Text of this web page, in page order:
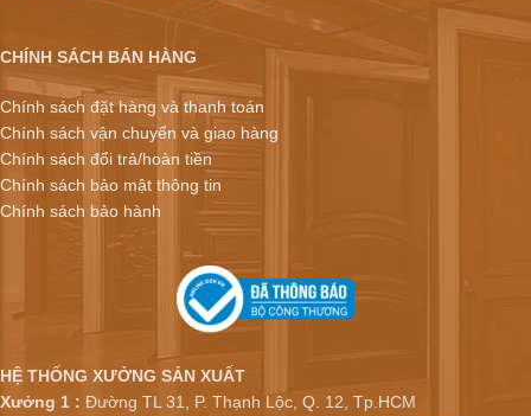
CHÍNH SÁCH BÁN HÀNG
Chính sách đặt hàng và thanh toán
Chính sách vận chuyển và giao hàng
Chính sách đổi trả/hoàn tiền
Chính sách bảo mật thông tin
Chính sách bảo hành
HỆ THỐNG XƯỞNG SẢN XUẤT
Xưởng 1 : Đường TL 31, P. Thạnh Lộc, Q. 12, Tp.HCM